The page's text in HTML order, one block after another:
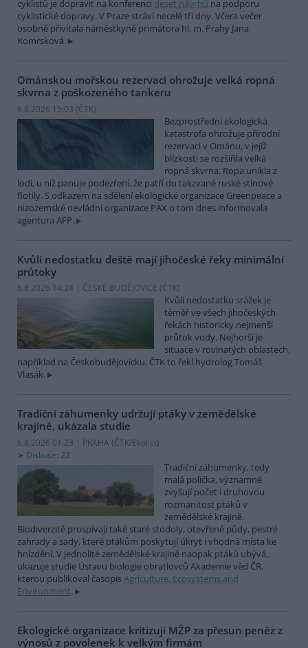
cyklistů je dopravit na konferenci deset návrhů na podporu
cyklistické dopravy. V Praze stráví necelé tři dny. Včera večer
osobně přivítala náměstkyně primátora hl. m. Prahy Jana
Komrsková.
Ománskou mořskou rezervaci ohrožuje velká ropná
skvrna z poškozeného tankeru
6.8.2026 15:03 (ČTK)
Bezprostřední ekologická
katastrofa ohrožuje přírodní
rezervaci v Ománu, v jejíž
blízkosti se rozšířila velká
ropná skvrna. Ropa unikla z
lodi, u níž panuje podezření, že patří do takzvané ruské stínové
flotily. S odkazem na sdělení ekologické organizace Greenpeace a
nizozemské nevládní organizace PAX o tom dnes informovala
agentura AFP.
Kvůli nedostatku deště mají jihočeské řeky minimální
průtoky
6.8.2026 14:24 | ČESKÉ BUDĚJOVICE (ČTK)
Kvůli nedostatku srážek je
téměř ve všech jihočeských
řekách historicky nejmenší
průtok vody. Nejhorší je
situace v rovinatých oblastech,
například na Českobudějovicku. ČTK to řekl hydrolog Tomáš
Vlasák.
Tradiční záhumenky udržují ptáky v zemědělské
krajině, ukázala studie
6.8.2026 01:23 | PRAHA (ČTK/Ekolist)
Diskuse: 22
Tradiční záhumenky, tedy
malá políčka, významně
zvyšují počet i druhovou
rozmanitost ptáků v
zemědělské krajině.
Biodiverzitě prospívají také staré stodoly, otevřené půdy, pestré
zahrady a sady, které ptákům poskytují úkryt i vhodná místa ke
hnízdění. V jednolité zemědělské krajině naopak ptáků ubývá,
ukazuje studie Ústavu biologie obratlovců Akademie věd ČR,
kterou publikoval časopisAgriculture, Ecosystems and
Environment.
Ekologické organizace kritizují MŽP za přesun peněz z
výnosů z povolenek k velkým firmám